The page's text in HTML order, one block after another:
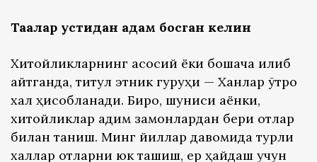
Тақалар устидан қадам босган келин
Хитойликларнинг асосий ёки бошқача қилиб
айтганда, титул этник гуруҳи — Ханлар ўтроқ
халқ ҳисобланади. Бироқ, шуниси аёнки,
хитойликлар қадим замонлардан бери отлар
билан таниш. Минг йиллар давомида турли
халқлар отларни юк ташиш, ер ҳайдаш учун